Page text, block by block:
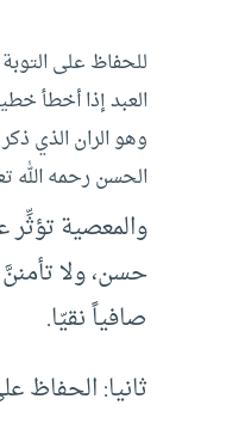
للحفاظ على
العبد إذا أخطأ
وهو الران الذي
الحسن رحمه الله
والمعصية تؤثِّر
حسن، ولا
صافياً نقيّا.
ثانيا: الحفاظ